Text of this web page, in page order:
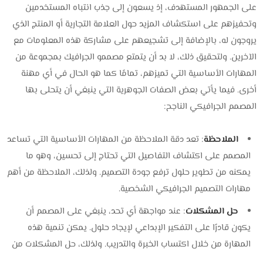
على الجمهور المستهدف، إذ يسعون إلى جذب انتباه المستخدمين
وتحفيزهم على استكشاف المزيد حول العلامة التجارية أو المنتج الذي
يروجون له، بالإضافة إلى تشجيعهم على مشاركة هذه المعلومات مع
الآخرين. ولتحقيق ذلك، لا بد أن يتمتع مصممو الجرافيك بمجموعة من
المهارات الأساسية التي تميزهم، تمامًا كما هو الحال في أي مهنة
أخرى. فيما يأتي بعض الصفات الجوهرية التي ينبغي أن يتحلى بها
المصمم الجرافيكي الناجح:
الملاحظة: تعد دقة الملاحظة من المهارات الأساسية التي تساعد
المصمم على اكتشاف التفاصيل التي تحتاج إلى تحسين، وهو ما
يمكنه من تطوير حلول ترفع جودة التصميم. ولذلك، الملاحظة من أهم
مهارات التصميم الجرافيكي الشخصية.
حل المشكلات: عند مواجهة أي تحد، ينبغي على المصمم أن
يكون قادرًا على التفكير الإبداعي لإيجاد حلول. يمكن تنمية هذه
المهارة من خلال اكتساب الخبرة والتدريب. ولذلك، حل المشكلات من